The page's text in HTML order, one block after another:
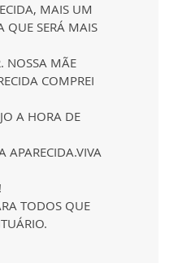
MAIS UM
QUE SERÁ MAIS
NOSSA MÃE
COMPREI
A HORA DE
APARECIDA.VIVA
TODOS QUE